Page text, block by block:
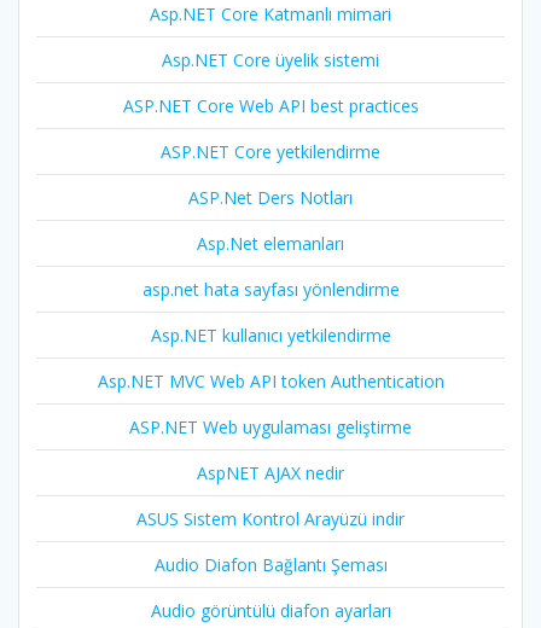
Asp.NET Core Katmanlı mimari
Asp.NET Core üyelik sistemi
ASP.NET Core Web API best practices
ASP.NET Core yetkilendirme
ASP.Net Ders Notları
Asp.Net elemanları
asp.net hata sayfası yönlendirme
Asp.NET kullanıcı yetkilendirme
Asp.NET MVC Web API token Authentication
ASP.NET Web uygulaması geliştirme
AspNET AJAX nedir
ASUS Sistem Kontrol Arayüzü indir
Audio Diafon Bağlantı Şeması
Audio görüntülü diafon ayarları